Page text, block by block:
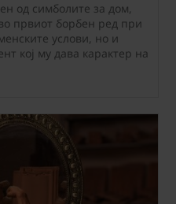
од симболите за дом,
првиот борбен ред при
услови, но и
кој му дава карактер на